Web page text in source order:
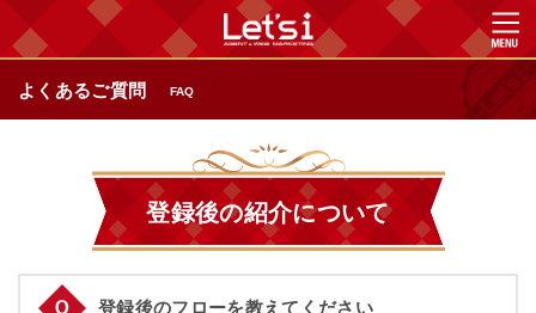
よくあるご質問 FAQ
登録後の紹介について
登録後のフローを教えてください